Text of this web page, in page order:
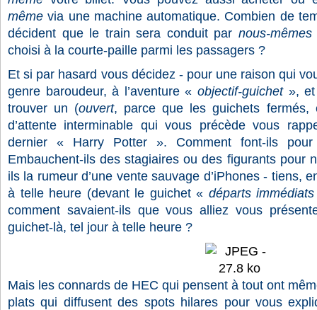
même via une machine automatique. Combien de
décident que le train sera conduit par nous-mêmes
choisi à la courte-paille parmi les passagers ?
Et si par hasard vous décidez - pour une raison qui
genre baroudeur, à l’aventure « objectif-guichet», et
trouver un (ouvert, parce que les guichets
d’attente interminable qui vous précède vous
dernier « Harry Potter ». Comment font-ils
Embauchent-ils des stagiaires ou des figurants pour
ils la rumeur d’une vente sauvage d’iPhones - tiens,
à telle heure (devant le guichet « départs immédiats
comment savaient-ils que vous alliez vous
guichet-là, tel jour à telle heure ?
Mais les connards de HEC qui pensent à tout ont
plats qui diffusent des spots hilares pour vous